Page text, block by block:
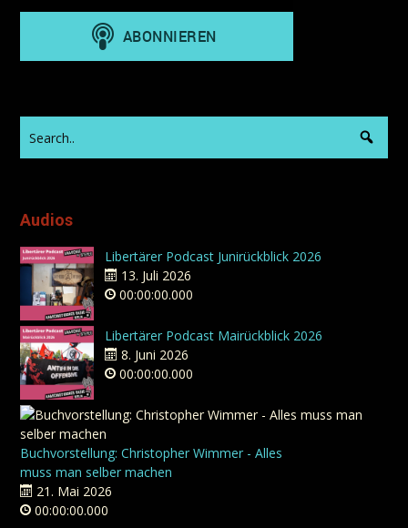
Audios
Libertärer Podcast Junirückblick 2026
13. Juli 2026
00:00:00.000
Libertärer Podcast Mairückblick 2026
8. Juni 2026
00:00:00.000
Buchvorstellung: Christopher Wimmer - Alles
muss man selber machen
21. Mai 2026
00:00:00.000